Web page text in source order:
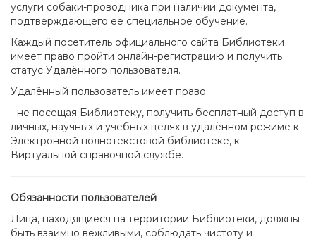
услуги собаки-проводника при наличии документа,
подтверждающего ее специальное обучение.
Каждый посетитель официального сайта Библиотеки
имеет право пройти онлайн-регистрацию и получить
статус Удалённого пользователя.
Удалённый пользователь имеет право:
- не посещая Библиотеку, получить бесплатный доступ в
личных, научных и учебных целях в удалённом режиме к
Электронной полнотекстовой библиотеке, к
Виртуальной справочной службе.
Обязанности пользователей
Лица, находящиеся на территории Библиотеки, должны
быть взаимно вежливыми, соблюдать чистоту и